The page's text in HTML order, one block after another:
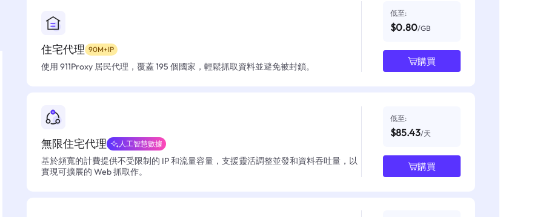
住宅代理 90M+IP
使用 911Proxy 居民代理，覆蓋 195 個國家，輕鬆抓取資料並避免被封鎖。
低至:
$0.80/GB
購買
無限住宅代理 人工智慧數據
基於頻寬的計費提供不受限制的 IP 和流量容量，支援靈活調整並發和資料吞吐量，以
實現可擴展的 Web 抓取作。
低至:
$85.43/天
購買